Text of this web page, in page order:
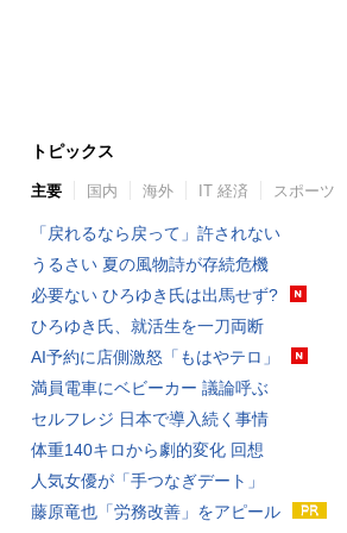
トピックス
主要 国内 海外 IT 経済 スポーツ
「戻れるなら戻って」許されない
うるさい 夏の風物詩が存続危機
必要ない ひろゆき氏は出馬せず?
ひろゆき氏、就活生を一刀両断
AI予約に店側激怒「もはやテロ」
満員電車にベビーカー 議論呼ぶ
セルフレジ 日本で導入続く事情
体重140キロから劇的変化 回想
人気女優が「手つなぎデート」
藤原竜也「労務改善」をアピール